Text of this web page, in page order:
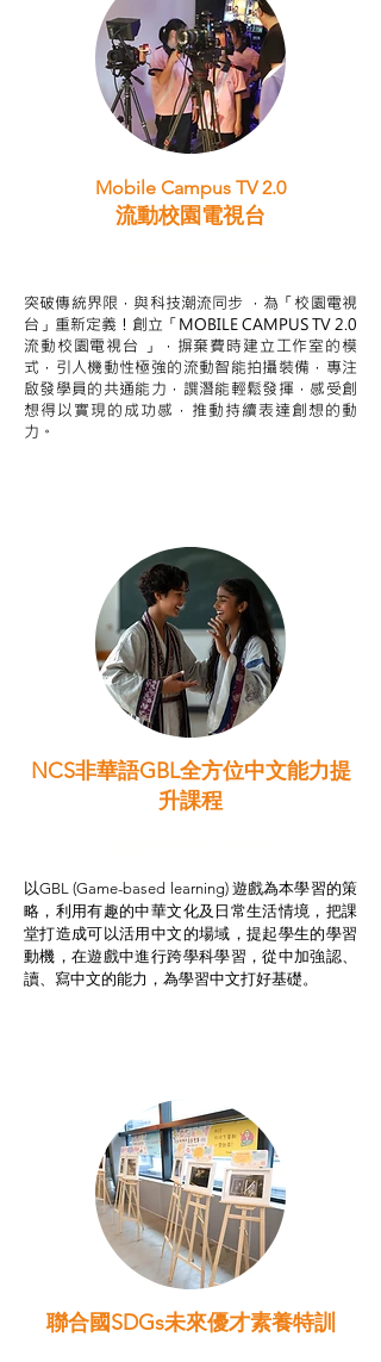
Mobile Campus TV 2.0
流動校園電視台
突破傳統界限，與科技潮流同步 ，為「校園電視
台」重新定義！創立「MOBILE CAMPUS TV 2.0
流動校園電視台 」，摒棄費時建立工作室的模
式，引人機動性極強的流動智能拍攝裝備，專注
啟發學員的共通能力，譔潛能輕鬆發揮，感受創
想得以實現的成功感，推動持續表達創想的動
力。
NCS非華語GBL全方位中文能力提
升課程
以GBL (Game-based learning) 遊戲為本學習的策
略，利用有趣的中華文化及日常生活情境，把課
堂打造成可以活用中文的場域，提起學生的學習
動機，在遊戲中進行跨學科學習，從中加強認、
讀、寫中文的能力，為學習中文打好基礎。
聯合國SDGs未來優才素養特訓